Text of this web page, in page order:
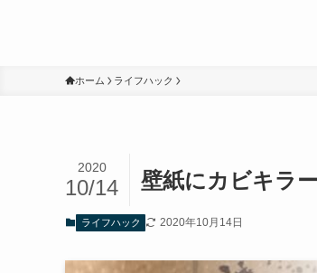
ホーム ライフハック
壁紙にカビキラ
2020
10/14
ライフハック 2020年10月14日